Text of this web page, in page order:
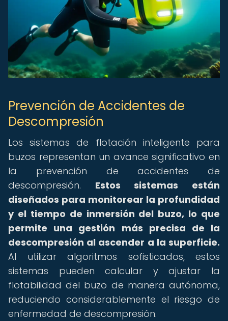
Prevención de Accidentes de
Descompresión
Los sistemas de flotación inteligente para
buzos representan un avance significativo en
la prevención de accidentes de
descompresión. Estos sistemas están
diseñados para monitorear la profundidad
y el tiempo de inmersión del buzo, lo que
permite una gestión más precisa de la
descompresión al ascender a la superficie.
Al utilizar algoritmos sofisticados, estos
sistemas pueden calcular y ajustar la
flotabilidad del buzo de manera autónoma,
reduciendo considerablemente el riesgo de
enfermedad de descompresión.